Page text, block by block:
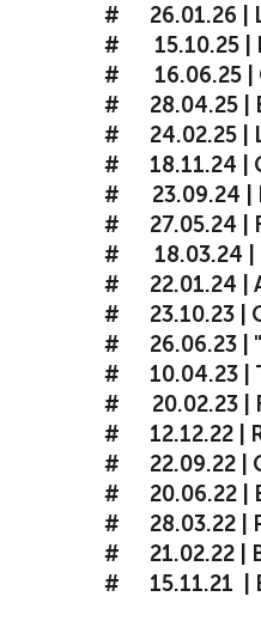
26.01.26 |
15.10.25
16.06.25
28.04.25 |
24.02.25 |
18.11.24 |
23.09.24 |
27.05.24 |
18.03.24
22.01.24 |
23.10.23 |
26.06.23 |
10.04.23 |
20.02.23
12.12.22 |
22.09.22 |
20.06.22 |
28.03.22 |
21.02.22 |
15.11.21 |